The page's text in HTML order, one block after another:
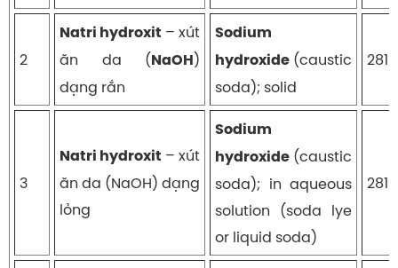
2
Natri hydroxit – xút
ăn da (NaOH)
dạng rắn
Sodium
hydroxide (caustic
soda); solid
3
Natri hydroxit – xút
ăn da (NaOH) dạng
lỏng
Sodium
hydroxide (caustic
soda); in aqueous
solution (soda lye
or liquid soda)